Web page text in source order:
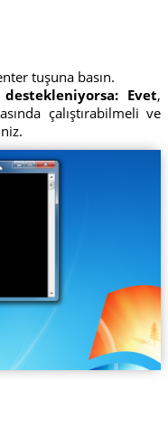
tuşuna basın.
destekleniyorsa: Evet,
çalıştırabilmeli ve